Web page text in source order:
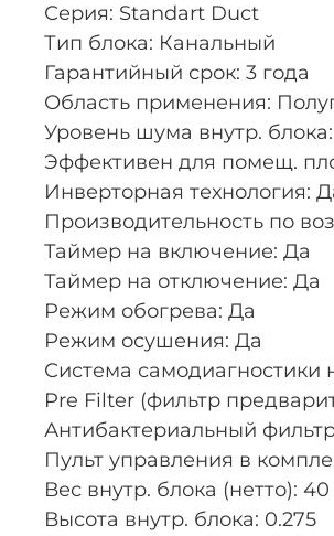
Серия: Standart Duct
Тип блока: Канальный
Гарантийный срок: 3 года
Область применения:
Уровень шума внутр.
Эффективен для помещ.
Инверторная технология:
Производительность по
Таймер на включение: Да
Таймер на отключение: Да
Режим обогрева: Да
Режим осушения: Да
Система самодиагностики
Pre Filter (фильтр
Антибактериальный
Пульт управления в
Вес внутр. блока (нетто): 40
Высота внутр. блока: 0.275